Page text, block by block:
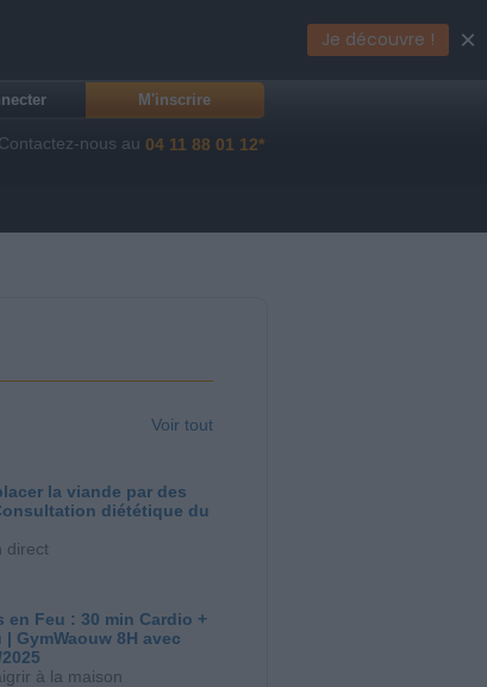
M'inscrire
Contactez-nous au 04 11 88 01 12*
Voir tout
la viande par des
diététique du
direct
en Feu : 30 min Cardio +
GymWaouw 8H avec
à la maison
Je découvre ! ×